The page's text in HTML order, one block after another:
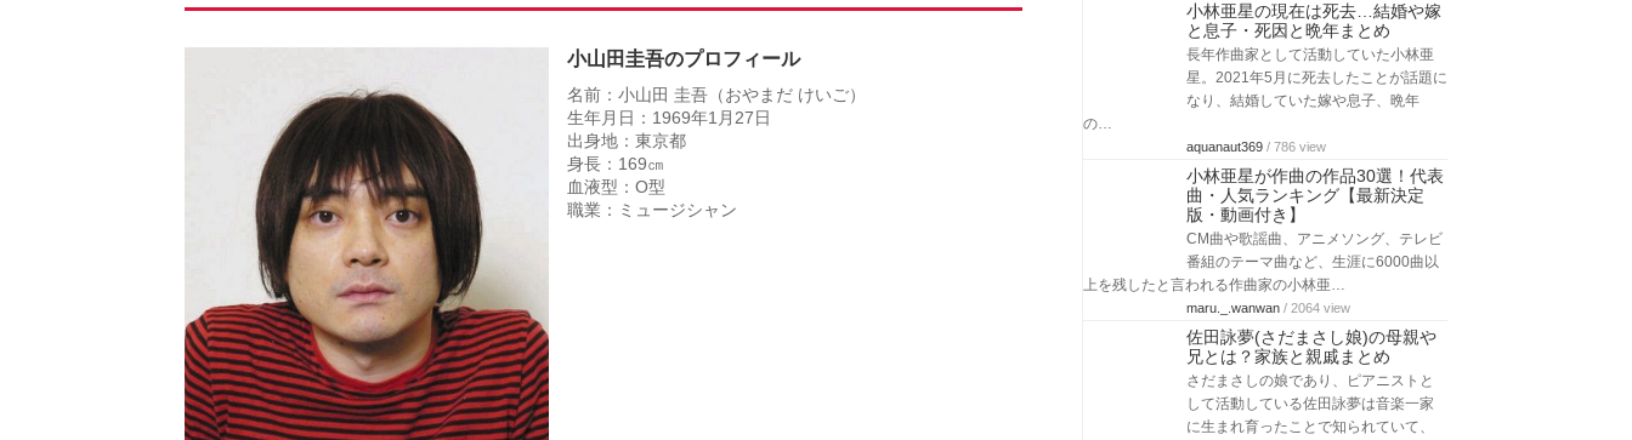
小山田圭吾のプロフィール
名前：小山田 圭吾（おやまだ けいご）
生年月日：1969年1月27日
出身地：東京都
身長：169㎝
血液型：O型
職業：ミュージシャン
小林亜星の現在は死去…結婚や嫁
と息子・死因と晩年まとめ
長年作曲家として活動していた小林亜
星。2021年5月に死去したことが話題に
なり、結婚していた嫁や息子、晩年
の…
aquanaut369 / 786 view
小林亜星が作曲の作品30選！代表
曲・人気ランキング【最新決定
版・動画付き】
CM曲や歌謡曲、アニメソング、テレビ
番組のテーマ曲など、生涯に6000曲以
上を残したと言われる作曲家の小林亜…
maru._.wanwan / 2064 view
佐田詠夢(さだまさし娘)の母親や
兄とは？家族と親戚まとめ
さだまさしの娘であり、ピアニストと
して活動している佐田詠夢は音楽一家
に生まれ育ったことで知られていて、